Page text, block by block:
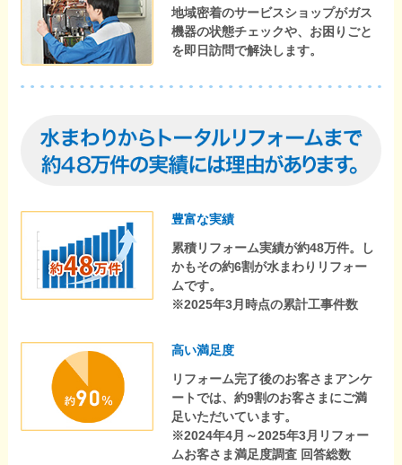
地域密着のサービスショップがガス
機器の状態チェックや、お困りごと
を即日訪問で解決します。
豊富な実績
累積リフォーム実績が約48万件。し
かもその約6割が水まわりリフォー
ムです。
※2025年3月時点の累計工事件数
高い満足度
リフォーム完了後のお客さまアンケ
ートでは、約9割のお客さまにご満
足いただいています。
※2024年4月～2025年3月リフォー
ムお客さま満足度調査 回答総数